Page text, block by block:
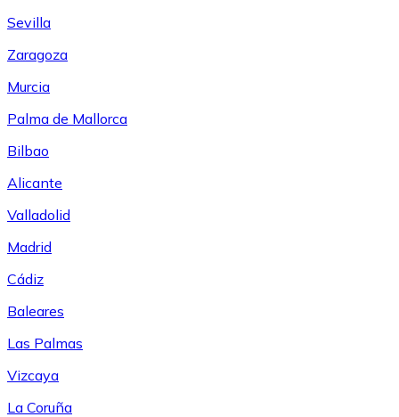
Sevilla
Zaragoza
Murcia
Palma de Mallorca
Bilbao
Alicante
Valladolid
Madrid
Cádiz
Baleares
Las Palmas
Vizcaya
La Coruña